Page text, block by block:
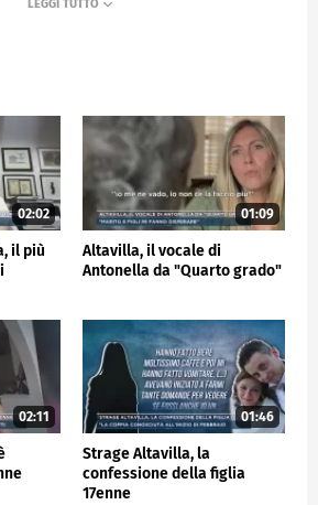
MATTINO CINQUE NEWS
02:02
il più
01:09
Altavilla, il vocale di
Antonella da "Quarto grado"
02:11 01:46
Strage Altavilla, la
confessione della figlia
17enne